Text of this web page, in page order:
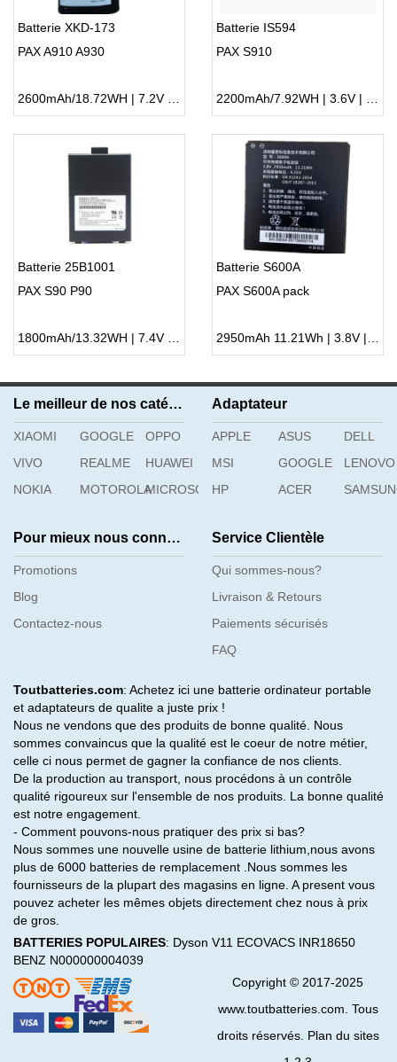
Batterie XKD-173
PAX A910 A930
2600mAh/18.72WH | 7.2V | Li-ion ...
Batterie IS594
PAX S910
2200mAh/7.92WH | 3.6V | Li-ion ...
Batterie 25B1001
PAX S90 P90
1800mAh/13.32WH | 7.4V | Li-ion ...
Batterie S600A
PAX S600A pack
2950mAh 11.21Wh | 3.8V | Li-ion ...
Le meilleur de nos catégories
XIAOMI GOOGLE
OPPO
VIVO
REALME
HUAWEI
NOKIA
MOTOROLAMICROSOFT
Adaptateur
APPLE ASUS
DELL
MSI
GOOGLE
LENOVO
HP
ACER
Pour mieux nous connaître
Promotions
Blog
Contactez-nous
Service Clientèle
Qui sommes-nous?
Livraison & Retours
Paiements sécurisés
FAQ
Toutbatteries.com: Achetez ici une batterie ordinateur portable
et adaptateurs de qualite a juste prix !
Nous ne vendons que des produits de bonne qualité. Nous
sommes convaincus que la qualité est le coeur de notre métier,
celle ci nous permet de gagner la confiance de nos clients.
De la production au transport, nous procédons à un contrôle
qualité rigoureux sur l'ensemble de nos produits. La bonne qualité
est notre engagement.
- Comment pouvons-nous pratiquer des prix si bas?
Nous sommes une nouvelle usine de batterie lithium,nous avons
plus de 6000 batteries de remplacement .Nous sommes les
fournisseurs de la plupart des magasins en ligne. A present vous
pouvez acheter les mêmes objets directement chez nous à prix
de gros.
BATTERIES POPULAIRES: Dyson V11 ECOVACS INR18650
BENZ N000000004039
Copyright © 2017-2025
www.toutbatteries.com. Tous
droits réservés. Plan du sites